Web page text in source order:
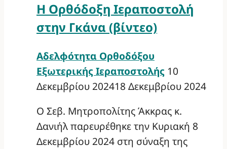
Η Ορθόδοξη Ιεραποστολή
στην Γκάνα (βίντεο)
Αδελφότητα Ορθοδόξου
Εξωτερικής Ιεραποστολής 10
Δεκεμβρίου 202418 Δεκεμβρίου 2024
Ο Σεβ. Μητροπολίτης Άκκρας κ.
Δανιήλ παρευρέθηκε την Κυριακή 8
Δεκεμβρίου 2024 στη σύναξη της